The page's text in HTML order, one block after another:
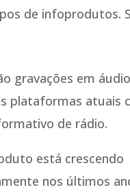
de infoprodutos.
gravações em
plataformas atuais
de rádio.
está crescendo
nos últimos